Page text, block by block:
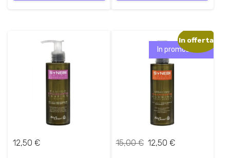
12,50 €
In promozione!
In offerta!
15,00€ I
12,50 €